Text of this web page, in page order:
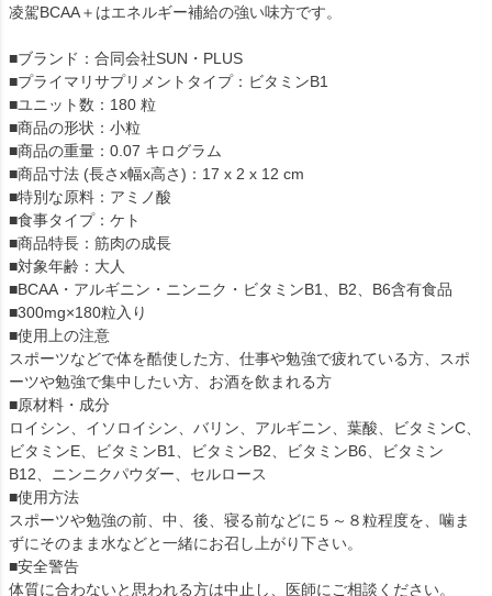
凌駕BCAA＋はエネルギー補給の強い味方です。
■ブランド：合同会社SUN・PLUS
■プライマリサプリメントタイプ：ビタミンB1
■ユニット数：180 粒
■商品の形状：小粒
■商品の重量：0.07 キログラム
■商品寸法 (長さx幅x高さ)：17 x 2 x 12 cm
■特別な原料：アミノ酸
■食事タイプ：ケト
■商品特長：筋肉の成長
■対象年齢：大人
■BCAA・アルギニン・ニンニク・ビタミンB1、B2、B6含有食品
■300mg×180粒入り
■使用上の注意
スポーツなどで体を酷使した方、仕事や勉強で疲れている方、スポ
ーツや勉強で集中したい方、お酒を飲まれる方
■原材料・成分
ロイシン、イソロイシン、バリン、アルギニン、葉酸、ビタミンC、
ビタミンE、ビタミンB1、ビタミンB2、ビタミンB6、ビタミン
B12、ニンニクパウダー、セルロース
■使用方法
スポーツや勉強の前、中、後、寝る前などに５～８粒程度を、噛ま
ずにそのまま水などと一緒にお召し上がり下さい。
■安全警告
体質に合わないと思われる方は中止し、医師にご相談ください。